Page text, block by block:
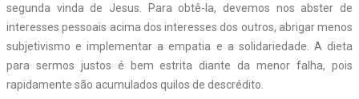
segunda vinda de Jesus. Para obtê-la, devemos nos abster de
interesses pessoais acima dos interesses dos outros, abrigar menos
subjetivismo e implementar a empatia e a solidariedade. A dieta
para sermos justos é bem estrita diante da menor falha, pois
rapidamente são acumulados quilos de descrédito.